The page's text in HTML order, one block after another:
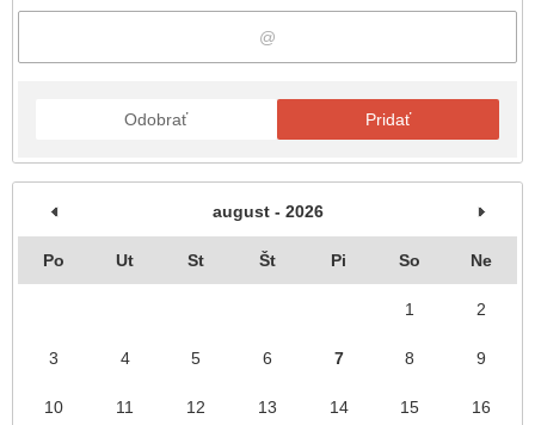
Odobrať Pridať
august - 2026
Po Ut St Št Pi So Ne
1 2
3 4 5 6 7 8 9
10 11 12 13 14 15 16